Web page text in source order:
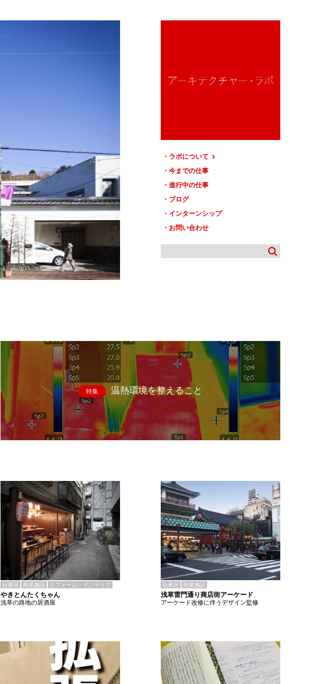
ラボについて
今までの仕事
進行中の仕事
ブログ
インターンシップ
お問い合わせ
特集 温熱環境を整えること
台東区 商業施設 リフォーム・インテリア
やきとんたくちゃん
浅草の路地の居酒屋
台東区 商業施設
浅草雷門通り商店街アーケード
アーケード改修に伴うデザイン監修